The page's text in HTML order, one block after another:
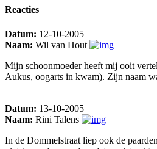
Reacties
Datum: 12-10-2005
Naam: Wil van Hout
Mijn schoonmoeder heeft mij ooit
Aukus, oogarts in kwam). Zijn naam
Datum: 13-10-2005
Naam: Rini Talens
In de Dommelstraat liep ook de